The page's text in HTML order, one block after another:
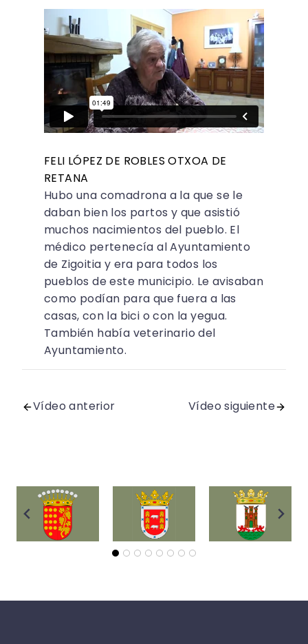
FELI LÓPEZ DE ROBLES OTXOA DE
RETANA
Hubo una comadrona a la que se le
daban bien los partos y que asistió
muchos nacimientos del pueblo. El
médico pertenecía al Ayuntamiento
de Zigoitia y era para todos los
pueblos de este municipio. Le avisaban
como podían para que fuera a las
casas, con la bici o con la yegua.
También había veterinario del
Ayuntamiento.
Vídeo anterior Vídeo siguiente